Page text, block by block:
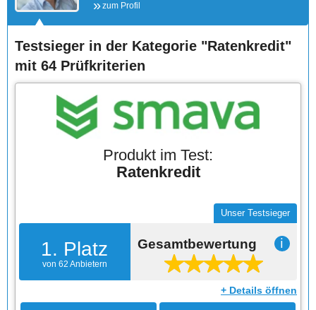
zum Profil
Testsieger in der Kategorie "Ratenkredit"
mit 64 Prüfkriterien
Produkt im Test:
Ratenkredit
1. Platz
von 62 Anbietern
Unser Testsieger
Gesamtbewertung ℹ
+ Details öffnen